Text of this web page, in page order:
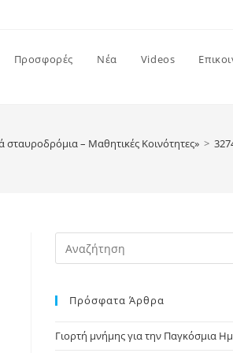
Προσφορές Νέα Videos
σταυροδρόμια – Μαθητικές Κοινότητες» >
Πρόσφατα Άρθρα
Γιορτή μνήμης για την Παγκόσμια